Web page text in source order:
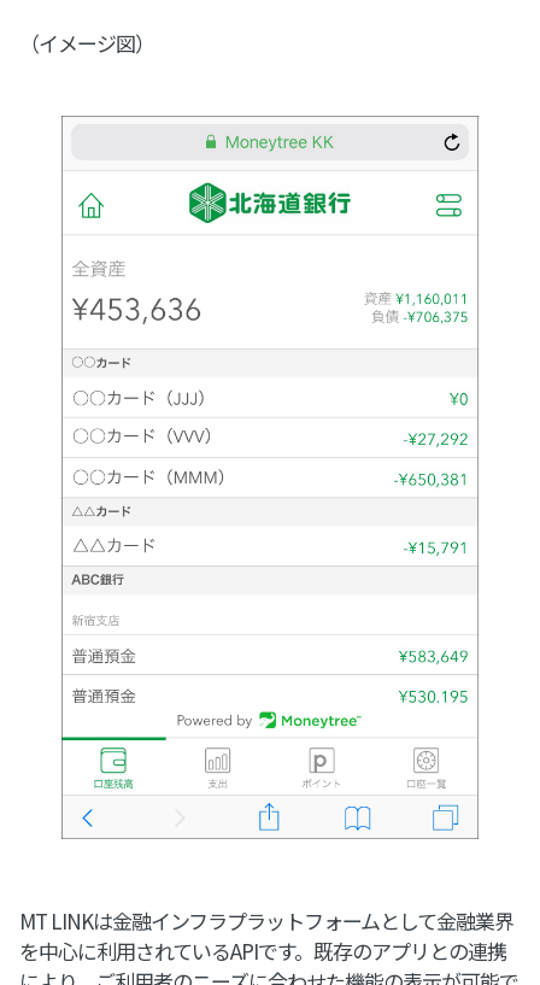
（イメージ図）
MT LINKは金融インフラプラットフォームとして金融業界
を中心に利用されているAPIです。既存のアプリとの連携